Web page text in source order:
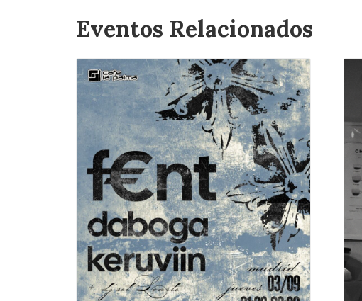
Eventos Relacionados